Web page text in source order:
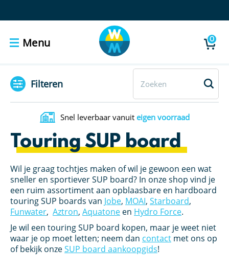
Menu 0
Filteren
Snel leverbaar vanuit eigen voorraad
Touring SUP board
Wil je graag tochtjes maken of wil je gewoon een wat
sneller en sportiever SUP board? In onze shop vind je
een ruim assortiment aan opblaasbare en hardboard
touring SUP boards van Jobe, MOAI, Starboard,
Funwater, Aztron, Aquatone en Hydro Force.
Je wil een touring SUP board kopen, maar je weet niet
waar je op moet letten; neem dan contact met ons op
of bekijk onzeSUP board aankoopgids!